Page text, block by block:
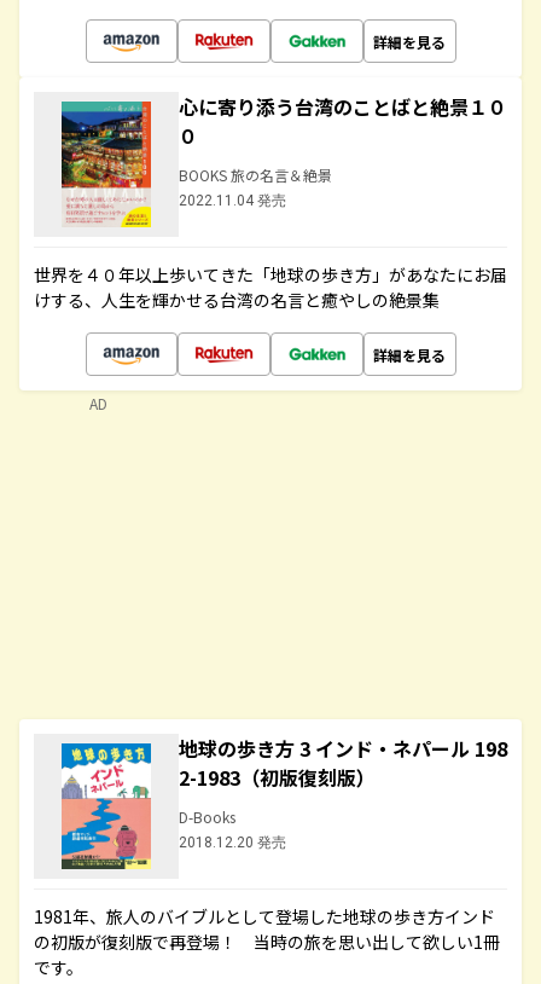
詳細を見る
心に寄り添う台湾のことばと絶景１０
０
BOOKS 旅の名言＆絶景
2022.11.04 発売
世界を４０年以上歩いてきた「地球の歩き方」があなたにお届
けする、人生を輝かせる台湾の名言と癒やしの絶景集
詳細を見る
地球の歩き方 3 インド・ネパール 198
2-1983（初版復刻版）
D-Books
2018.12.20 発売
1981年、旅人のバイブルとして登場した地球の歩き方インド
の初版が復刻版で再登場！ 当時の旅を思い出して欲しい1冊
です。
AD